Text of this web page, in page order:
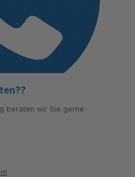
beraten wir Sie gerne